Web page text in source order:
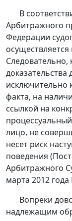
В
Арбитражного
Федерации
осуществляется
Следовательно,
исключительно
факта, на
ссылкой на
лицо, не
несет риск
поведения (
Арбитражного
марта 2012
Вопреки
надлежащим